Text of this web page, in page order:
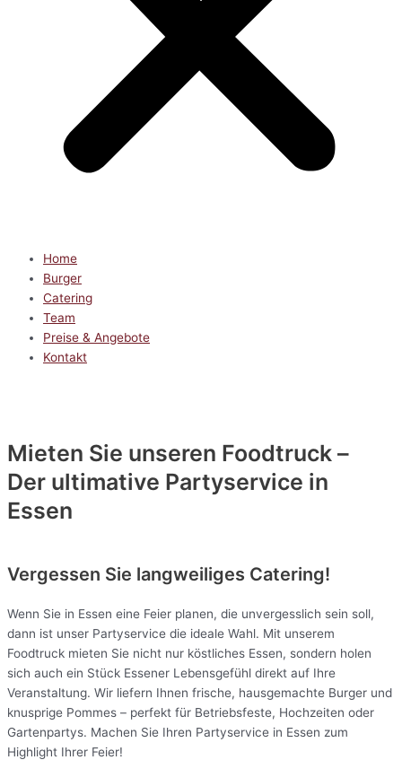
Home
Burger
Catering
Team
Preise & Angebote
Kontakt
Mieten Sie unseren Foodtruck –
Der ultimative Partyservice in
Essen
Vergessen Sie langweiliges Catering!
Wenn Sie in Essen eine Feier planen, die unvergesslich sein soll,
dann ist unser Partyservice die ideale Wahl. Mit unserem
Foodtruck mieten Sie nicht nur köstliches Essen, sondern holen
sich auch ein Stück Essener Lebensgefühl direkt auf Ihre
Veranstaltung. Wir liefern Ihnen frische, hausgemachte Burger und
knusprige Pommes – perfekt für Betriebsfeste, Hochzeiten oder
Gartenpartys. Machen Sie Ihren Partyservice in Essen zum
Highlight Ihrer Feier!